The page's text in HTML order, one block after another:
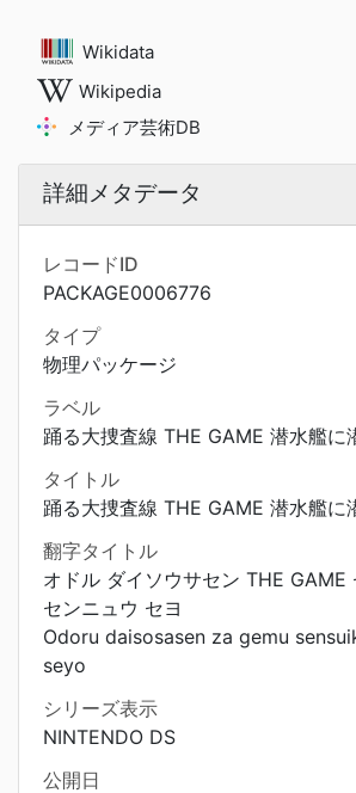
Wikidata
Wikipedia
メディア芸術DB
詳細メタデータ
レコードID
PACKAGE0006776
タイプ
物理パッケージ
ラベル
踊る大捜査線 THE GAME 潜水艦に
タイトル
踊る大捜査線 THE GAME 潜水艦に
翻字タイトル
オドル ダイソウサセン THE GAME
センニュウ セヨ
Odoru daisosasen za gemu
seyo
シリーズ表示
NINTENDO DS
公開日